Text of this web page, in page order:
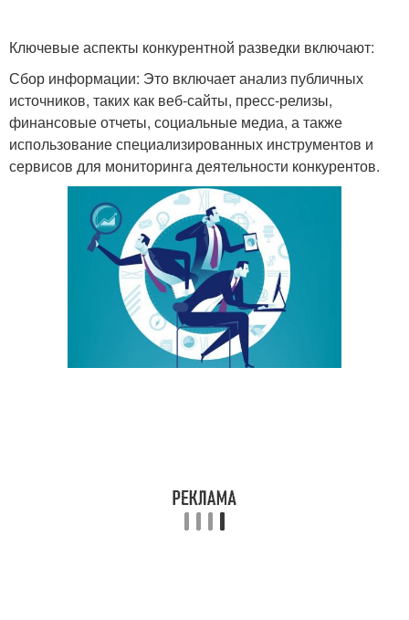
Ключевые аспекты конкурентной разведки включают:
Сбор информации: Это включает анализ публичных
источников, таких как веб-сайты, пресс-релизы,
финансовые отчеты, социальные медиа, а также
использование специализированных инструментов и
сервисов для мониторинга деятельности конкурентов.